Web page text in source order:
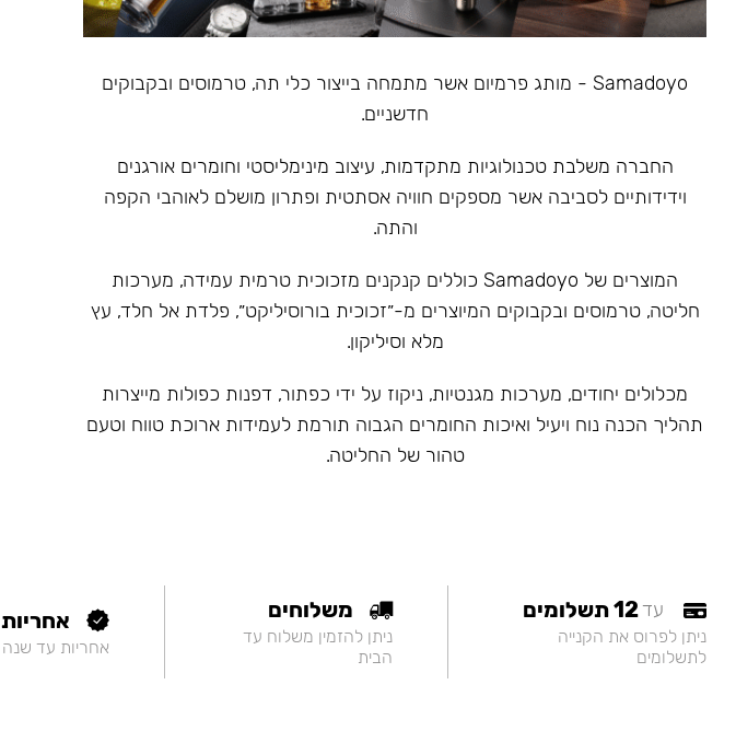
Samadoyo - מותג פרמיום אשר מתמחה בייצור כלי תה, טרמוסים ובקבוקים
חדשניים.
‏החברה משלבת טכנולוגיות מתקדמות, עיצוב מינימליסטי וחומרים אורגנים
וידידותיים לסביבה אשר מספקים חוויה אסתטית ופתרון מושלם לאוהבי הקפה
והתה.
המוצרים של Samadoyo כוללים קנקנים מזכוכית טרמית עמידה, מערכות
חליטה, טרמוסים ובקבוקים המיוצרים מ-״זכוכית בורוסיליקט״, פלדת אל חלד, עץ
מלא וסיליקון.
מכלולים יחודים, מערכות מגנטיות, ניקוז על ידי כפתור, דפנות כפולות מייצרות
תהליך הכנה נוח ויעיל ואיכות החומרים הגבוה תורמת לעמידות ארוכת טווח וטעם
טהור של החליטה.
עד12 תשלומים
ניתן לפרוס את הקנייה
לתשלומים
משלוחים
ניתן להזמין משלוח עד
הבית
אחריות
אחריות עד שנה